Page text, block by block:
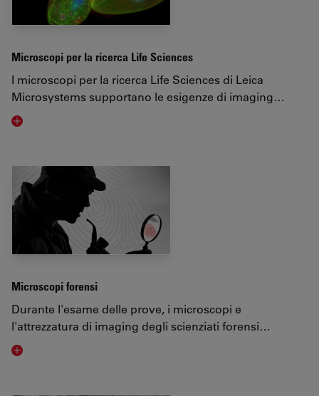
Microscopi per la ricerca Life Sciences
I microscopi per la ricerca Life Sciences di Leica
Microsystems supportano le esigenze di imaging…
Visit related page
Microscopi forensi
Durante l'esame delle prove, i microscopi e
l'attrezzatura di imaging degli scienziati forensi…
Visit related page